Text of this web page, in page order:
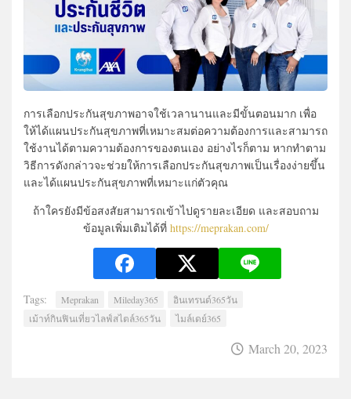
การเลือกประกันสุขภาพอาจใช้เวลานานและมีขั้นตอนมาก เพื่อ
ให้ได้แผนประกันสุขภาพที่เหมาะสมต่อความต้องการและสามารถ
ใช้งานได้ตามความต้องการของตนเอง อย่างไรก็ตาม หากทำตาม
วิธีการดังกล่าวจะช่วยให้การเลือกประกันสุขภาพเป็นเรื่องง่ายขึ้น
และได้แผนประกันสุขภาพที่เหมาะแก่ตัวคุณ
ถ้าใครยังมีข้อสงสัยสามารถเข้าไปดูรายละเอียด และสอบถาม
ข้อมูลเพิ่มเติมได้ที่ https://meprakan.com/
Tags: Meprakan Mileday365
อินเทรนด์365วัน
เม้าท์กินฟินเที่ยวไลฟ์สไตล์365วัน
ไมล์เดย์365
March 20, 2023